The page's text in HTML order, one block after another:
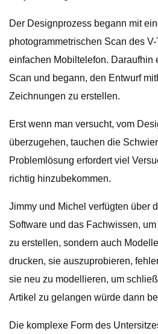
Der Designprozess begann mit
photogrammetrischen Scan des
einfachen Mobiltelefon. Daraufhin
Scan und begann, den Entwurf
Zeichnungen zu erstellen.
Erst wenn man versucht, vom
überzugehen, tauchen die
Problemlösung erfordert viel
richtig hinzubekommen.
Jimmy und Michel verfügten über
Software und das Fachwissen,
zu erstellen, sondern auch
drucken, sie auszuprobieren,
sie neu zu modellieren, um
Artikel zu gelangen würde dann
Die komplexe Form des